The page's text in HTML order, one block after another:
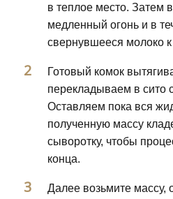
в теплое место. Затем
медленный огонь и в
свернувшееся молоко
Готовый комок
перекладываем в сито
Оставляем пока вся
полученную массу
сыворотку, чтобы
конца.
Далее возьмите массу,